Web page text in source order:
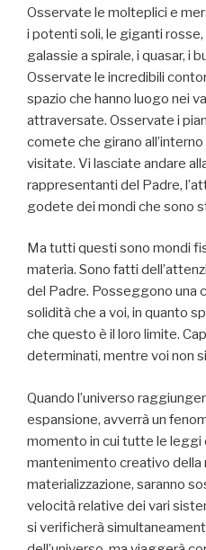
Osservate le molteplici e
i potenti soli, le giganti
galassie a spirale, i quasar, i
Osservate le incredibili
spazio che hanno luogo nei
attraversate. Osservate i
comete che girano
visitate. Vi lasciate andare
rappresentanti del Padre,
godete dei mondi che sono
Ma tutti questi sono mondi
materia. Sono fatti
del Padre. Posseggono una
solidità che a voi, in quanto
che questo è il loro limite.
determinati, mentre voi non
Quando l’universo
espansione, avverrà un
momento in cui tutte le leggi
mantenimento creativo della
materializzazione, saranno
velocità relative dei vari
si verificherà